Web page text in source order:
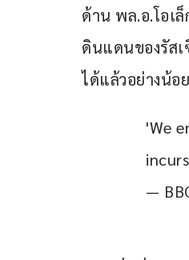
ด้าน พล.อ.โอเ
ดินแดนของรัสเ
ได้แล้วอย่างน้อ
'We
—